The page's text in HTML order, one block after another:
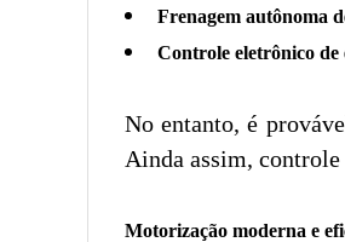
Frenagem autônoma
Controle eletrônico de
No entanto, é
Ainda assim,
Motorização moderna e